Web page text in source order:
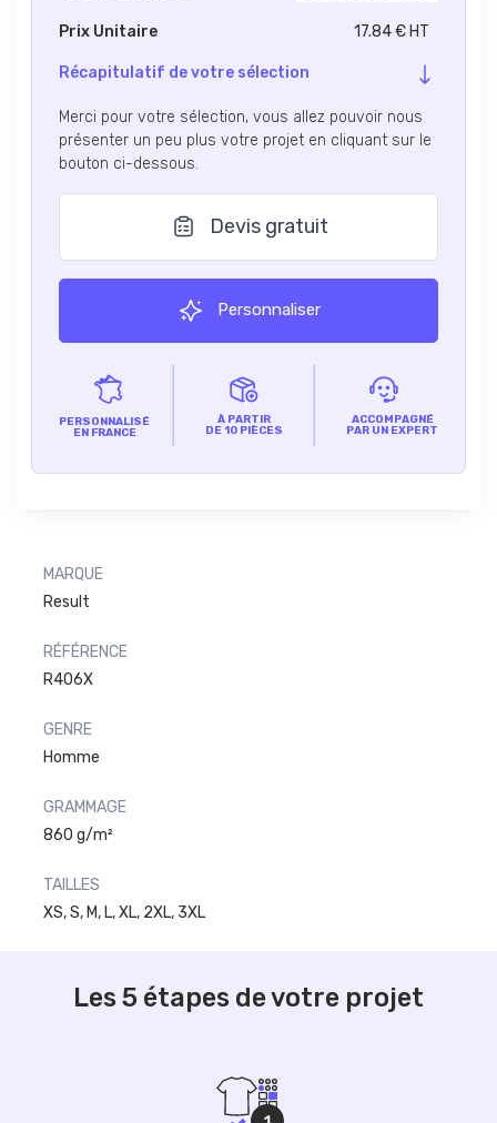
Prix Unitaire 17.84 € HT
Récapitulatif de votre sélection
Merci pour votre sélection, vous allez pouvoir nous
présenter un peu plus votre projet en cliquant sur le
bouton ci-dessous.
Devis gratuit
Personnaliser
PERSONNALISÉ
EN FRANCE
À PARTIR
DE 10 PIÈCES
ACCOMPAGNÉ
PAR UN EXPERT
MARQUE
Result
RÉFÉRENCE
R406X
GENRE
Homme
GRAMMAGE
860 g/m²
TAILLES
XS, S, M, L, XL, 2XL, 3XL
Les 5 étapes de votre projet